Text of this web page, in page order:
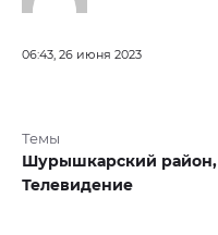
06:43, 26 июня 2023
Темы
Шурышкарский район,
Телевидение